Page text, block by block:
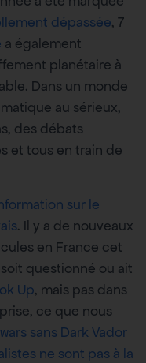
dépassée, 7
a également
planétaire à
Dans un monde
au sérieux,
des débats
et tous en train de
sur le
. Il y a de nouveaux
en France cet
questionné ou ait
Up, mais pas dans
ce que nous
sans Dark Vador
ne sont pas à la